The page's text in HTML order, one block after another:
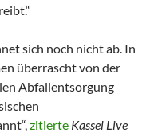
sich noch nicht ab. In
überrascht von der
Abfallentsorgung
zitierte Kassel Live